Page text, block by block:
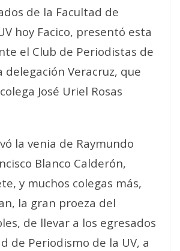
de la Facultad de
hoy Facico, presentó esta
el Club de Periodistas de
delegación Veracruz, que
José Uriel Rosas
la venia de Raymundo
Blanco Calderón,
y muchos colegas más,
la gran proeza del
de llevar a los egresados
de Periodismo de la UV, a